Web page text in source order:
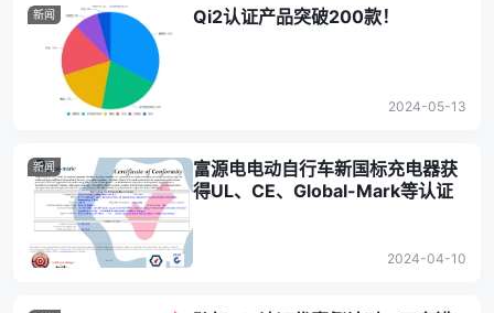
新闻 Qi2认证产品突破200款！
2024-05-13
新闻
富源电电动自行车新国标充电器获
得UL、CE、Global-Mark等认证
2024-04-10